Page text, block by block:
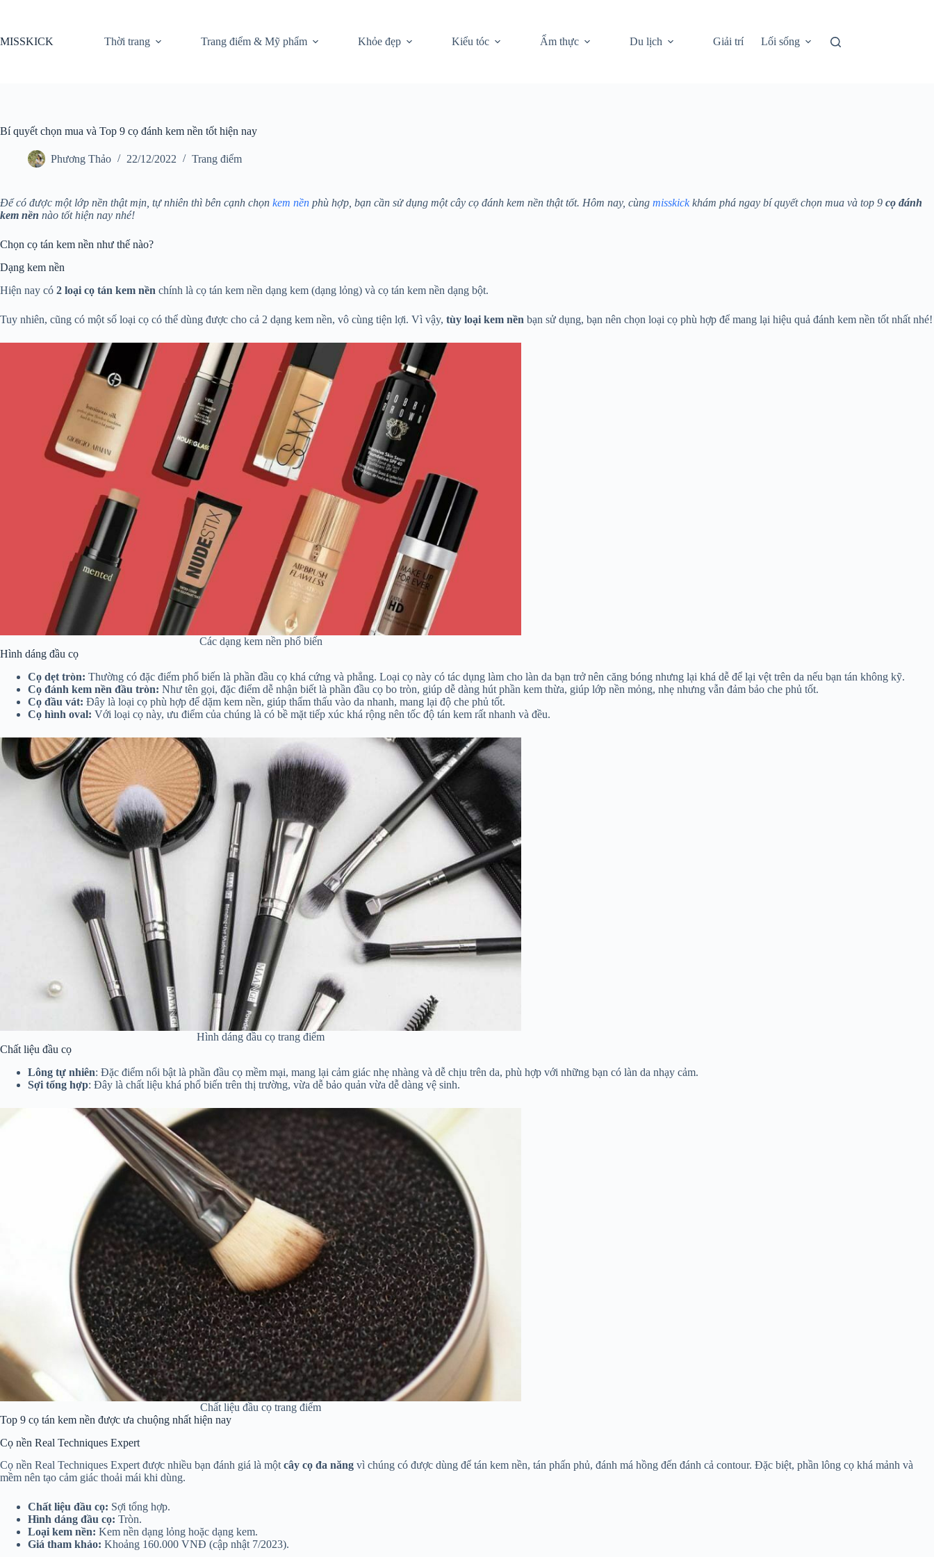
nội
MISSKICK Thời trang Trang điểm & Mỹ phẩm Khỏe đẹp Kiểu tóc Ẩm thực Du lịch Giải trí Lối sống
Bí quyết chọn mua và Top 9 cọ đánh kem nền tốt hiện nay
Phương Thảo 22/12/2022 Trang điểm
Để có được một lớp nền thật mịn, tự nhiên thì bên cạnh chọn kem nền phù hợp, bạn cần sử dụng một cây cọ đánh kem nền thật tốt. Hôm nay, cùng misskickkhám phá ngay bí quyết chọn mua và top 9 cọ đánh
kem nền nào tốt hiện nay nhé!
Chọn cọ tán kem nền như thế nào?
Dạng kem nền
Hiện nay có 2 loại cọ tán kem nền chính là cọ tán kem nền dạng kem (dạng lỏng) và cọ tán kem nền dạng bột.
Tuy nhiên, cũng có một số loại cọ có thể dùng được cho cả 2 dạng kem nền, vô cùng tiện lợi. Vì vậy, tùy loại kem nền bạn sử dụng, bạn nên chọn loại cọ phù hợp để mang lại hiệu quả đánh kem nền tốt nhất nhé!
Các dạng kem nền phổ biến
Hình dáng đầu cọ
Cọ dẹt tròn: Thường có đặc điểm phổ biến là phần đầu cọ khá cứng và phẳng. Loại cọ này có tác dụng làm cho làn da bạn trở nên căng bóng nhưng lại khá dễ để lại vệt trên da nếu bạn tán không kỹ.
Cọ đánh kem nền đầu tròn: Như tên gọi, đặc điểm dễ nhận biết là phần đầu cọ bo tròn, giúp dễ dàng hút phần kem thừa, giúp lớp nền mỏng, nhẹ nhưng vẫn đảm bảo che phủ tốt.
Cọ đầu vát: Đây là loại cọ phù hợp để dặm kem nền, giúp thẩm thấu vào da nhanh, mang lại độ che phủ tốt.
Cọ hình oval: Với loại cọ này, ưu điểm của chúng là có bề mặt tiếp xúc khá rộng nên tốc độ tán kem rất nhanh và đều.
Hình dáng đầu cọ trang điểm
Chất liệu đầu cọ
Lông tự nhiên: Đặc điểm nổi bật là phần đầu cọ mềm mại, mang lại cảm giác nhẹ nhàng và dễ chịu trên da, phù hợp với những bạn có làn da nhạy cảm.
Sợi tổng hợp: Đây là chất liệu khá phổ biến trên thị trường, vừa dễ bảo quản vừa dễ dàng vệ sinh.
Chất liệu đầu cọ trang điểm
Top 9 cọ tán kem nền được ưa chuộng nhất hiện nay
Cọ nền Real Techniques Expert
Cọ nền Real Techniques Expert được nhiều bạn đánh giá là mộtcây cọ đa năng vì chúng có được dùng để tán kem nền, tán phấn phủ, đánh má hồng đến đánh cả contour. Đặc biệt, phần lông cọ khá mảnh và
mềm nên tạo cảm giác thoải mái khi dùng.
Chất liệu đầu cọ: Sợi tổng hợp.
Hình dáng đầu cọ: Tròn.
Loại kem nền: Kem nền dạng lỏng hoặc dạng kem.
Giá tham khảo: Khoảng 160.000 VNĐ (cập nhật 7/2023).